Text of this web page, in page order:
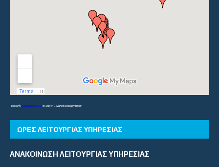
ΠροβολήΛύκεια και ΕΠΑΛσε χάρτη μεγαλύτερου μεγέθους
ΏΡΕΣ ΛΕΙΤΟΥΡΓΊΑΣ ΥΠΗΡΕΣΊΑΣ
ΑΝΑΚΟΙΝΩΣΗ ΛΕΙΤΟΥΡΓΙΑΣ ΥΠΗΡΕΣΙΑΣ